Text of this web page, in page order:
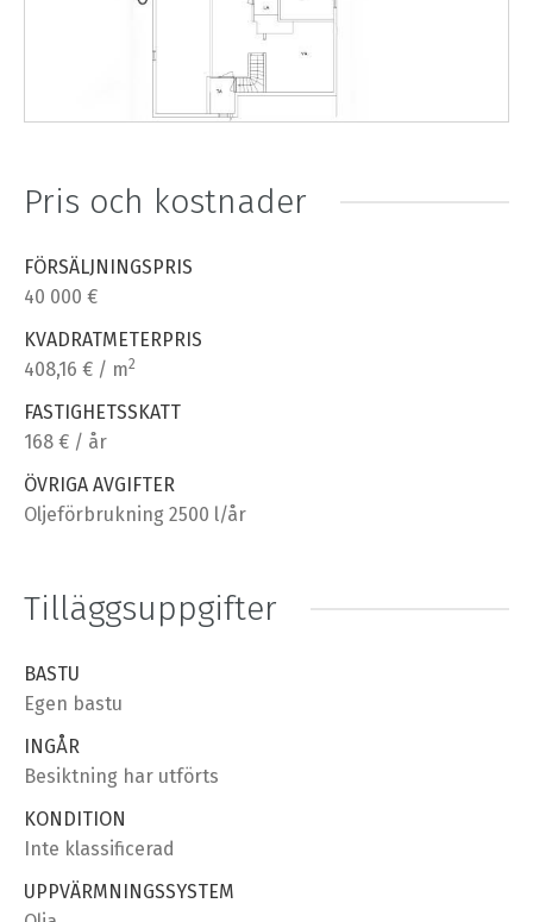
Pris och kostnader
FÖRSÄLJNINGSPRIS
40 000 €
KVADRATMETERPRIS
408,16 € / m2
FASTIGHETSSKATT
168 € / år
ÖVRIGA AVGIFTER
Oljeförbrukning 2500 l/år
Tilläggsuppgifter
BASTU
Egen bastu
INGÅR
Besiktning har utförts
KONDITION
Inte klassificerad
UPPVÄRMNINGSSYSTEM